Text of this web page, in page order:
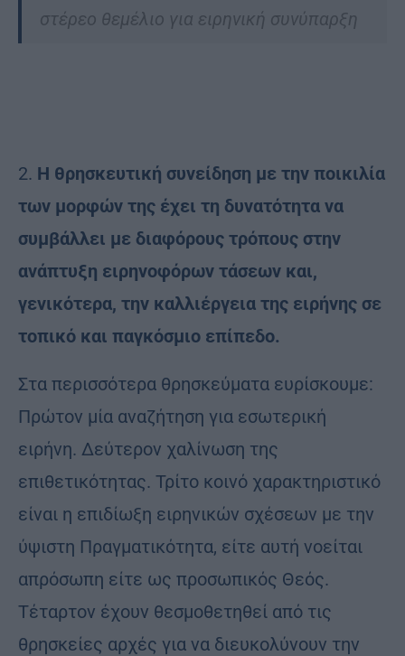
στέρεο θεμέλιο για ειρηνική συνύπαρξη
2. Η θρησκευτική συνείδηση με την ποικιλία
των μορφών της έχει τη δυνατότητα να
συμβάλλει με διαφόρους τρόπους στην
ανάπτυξη ειρηνοφόρων τάσεων και,
γενικότερα, την καλλιέργεια της ειρήνης σε
τοπικό και παγκόσμιο επίπεδο.
Στα περισσότερα θρησκεύματα ευρίσκουμε:
Πρώτον μία αναζήτηση για εσωτερική
ειρήνη. Δεύτερον χαλίνωση της
επιθετικότητας. Τρίτο κοινό χαρακτηριστικό
είναι η επιδίωξη ειρηνικών σχέσεων με την
ύψιστη Πραγματικότητα, είτε αυτή νοείται
απρόσωπη είτε ως προσωπικός Θεός.
Τέταρτον έχουν θεσμοθετηθεί από τις
θρησκείες αρχές για να διευκολύνουν την